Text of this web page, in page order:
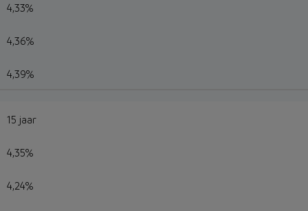
4,33%
4,36%
4,39%
15 jaar
4,35%
4,24%